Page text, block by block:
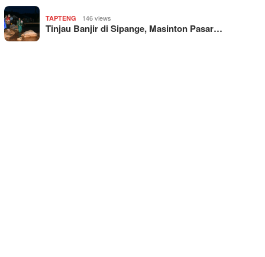
TAPTENG 146 views
Tinjau Banjir di Sipange, Masinton Pasar…